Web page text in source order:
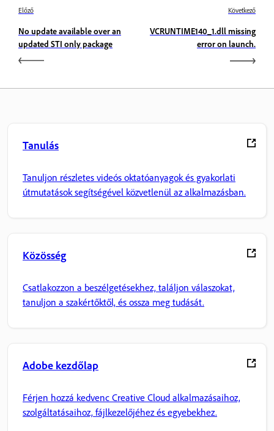
Előző
No update available over an
updated STI only package
Következő
VCRUNTIME140_1.dll missing
error on launch.
Tanulás
Tanuljon részletes videós oktatóanyagok és gyakorlati
útmutatások segítségével közvetlenül az alkalmazásban.
Közösség
Csatlakozzon a beszélgetésekhez, találjon válaszokat,
tanuljon a szakértőktől, és ossza meg tudását.
Adobe kezdőlap
Férjen hozzá kedvenc Creative Cloud alkalmazásaihoz,
szolgáltatásaihoz, fájlkezelőjéhez és egyebekhez.